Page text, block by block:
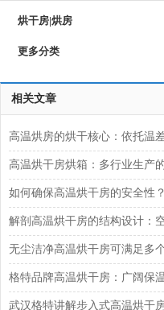
烘干房|烘房
更多分类
相关文章
如何确保高温烘干房的安全性？